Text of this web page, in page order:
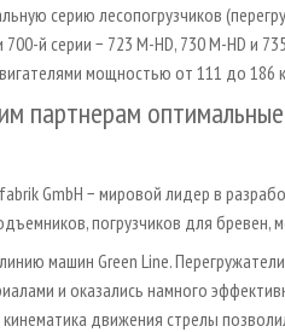
серию лесопогрузчиков
й серии − 723 M-HD, 730 M-HD и
мощностью от 111 до 186
партнерам
GmbH − мировой лидер в
погрузчиков для бревен,
машин Green Line.
и оказались намного
движения стрелы